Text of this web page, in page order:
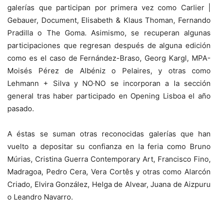
galerías que participan por primera vez como Carlier |
Gebauer, Document, Elisabeth & Klaus Thoman, Fernando
Pradilla o The Goma. Asimismo, se recuperan algunas
participaciones que regresan después de alguna edición
como es el caso de Fernández-Braso, Georg Kargl, MPA-
Moisés Pérez de Albéniz o Pelaires, y otras como
Lehmann + Silva y NO·NO se incorporan a la sección
general tras haber participado en Opening Lisboa el año
pasado.
A éstas se suman otras reconocidas galerías que han
vuelto a depositar su confianza en la feria como Bruno
Múrias, Cristina Guerra Contemporary Art, Francisco Fino,
Madragoa, Pedro Cera, Vera Cortês y otras como Alarcón
Criado, Elvira González, Helga de Alvear, Juana de Aizpuru
o Leandro Navarro.